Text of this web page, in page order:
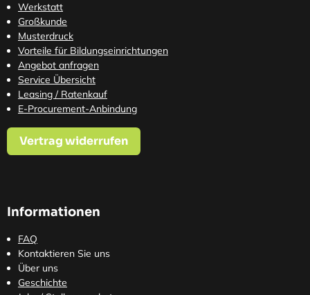
Werkstatt
Großkunde
Musterdruck
Vorteile für Bildungseinrichtungen
Angebot anfragen
Service Übersicht
Leasing / Ratenkauf
E-Procurement-Anbindung
Vertrag widerrufen
Informationen
FAQ
Kontaktieren Sie uns
Über uns
Geschichte